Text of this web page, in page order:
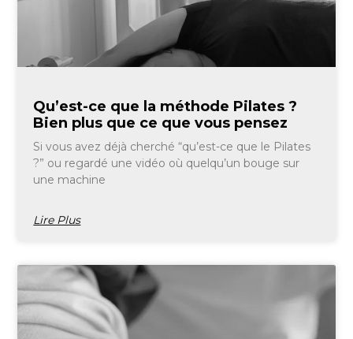
Qu’est-ce que la méthode Pilates ?
Bien plus que ce que vous pensez
Si vous avez déjà cherché “qu’est-ce que le Pilates
?” ou regardé une vidéo où quelqu’un bouge sur
une machine
Lire Plus